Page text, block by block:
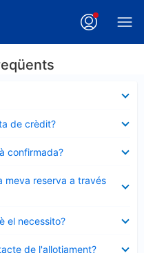
de crèdit?
confirmada?
meva reserva a través
el necessito?
de l'allotjament?